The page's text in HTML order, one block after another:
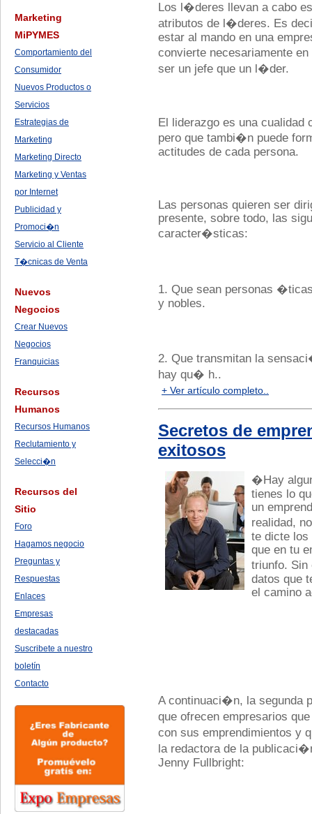
Marketing
MiPYMES
Comportamiento del
Consumidor
Nuevos Productos o
Servicios
Estrategias de
Marketing
Marketing Directo
Marketing y Ventas
por Internet
Publicidad y
Promoci�n
Servicio al Cliente
T�cnicas de Venta
Nuevos
Negocios
Crear Nuevos
Negocios
Franquicias
Recursos
Humanos
Recursos Humanos
Reclutamiento y
Selecci�n
Recursos del
Sitio
Foro
Hagamos negocio
Preguntas y
Respuestas
Enlaces
Empresas
destacadas
Suscribete a nuestro
boletín
Contacto
Los l�deres llevan a cabo
atributos de l�deres. Es
estar al mando en una
convierte necesariamente
ser un jefe que un l�der.
El liderazgo es una cualidad
pero que tambi�n puede
actitudes de cada persona.
Las personas quieren ser
presente, sobre todo, las
caracter�sticas:
1. Que sean personas
y nobles.
2. Que transmitan la
hay qu� h..
+ Ver artículo completo..
Secretos de
exitosos
�Hay
tienes lo
un
realidad,
te dicte los
que en tu
triunfo.
datos que
el camino
A continuaci�n, la segunda
que ofrecen empresarios
con sus emprendimientos y
la redactora de la
Jenny Fullbright: